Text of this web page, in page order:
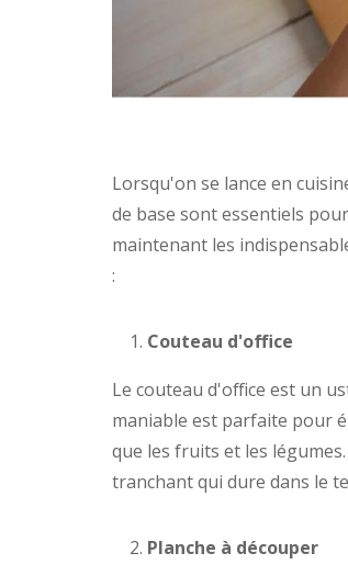
Lorsqu'on se lance en
de base sont essentiels
maintenant les
:
Couteau d'office
Le couteau d'office est un
maniable est parfaite pour
que les fruits et les
tranchant qui dure dans le
Planche à découper